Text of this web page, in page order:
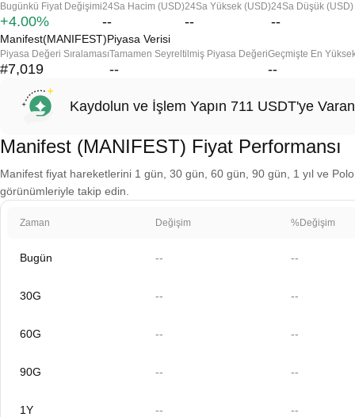
Bugünkü Fiyat Değişimi
+4.00%
24Sa Hacim (USD)
--
24Sa Yüksek (USD)
--
24Sa Düşük (USD)
--
Manifest(MANIFEST)Piyasa Verisi
Piyasa Değeri Sıralaması
#7,019
Tamamen Seyreltilmiş Piyasa Değeri
--
Geçmişte En
--
Kaydolun ve İşlem Yapın 711 USDT'ye
Manifest (MANIFEST) Fiyat Performansı
Manifest fiyat hareketlerini 1 gün, 30 gün, 60 gün, 90 gün, 1 yıl ve
görünümleriyle takip edin.
Zaman Değişim %Değişim
Bugün -- --
30G -- --
60G -- --
90G -- --
1Y -- --